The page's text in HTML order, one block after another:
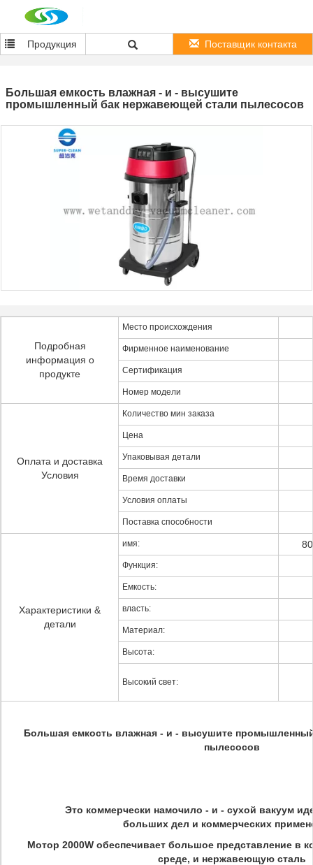
Продукция Поставщик контакта
Большая емкость влажная - и - высушите
промышленный бак нержавеющей стали пылесосов
Подробная
информация о
продукте
Место происхождения
Фирменное наименование
Сертификация
Номер модели
Оплата и доставка
Условия
Количество мин заказа
Цена
Упаковывая детали
Время доставки
Условия оплаты
Поставка способности
Характеристики &
детали
имя:
Функция:
Емкость:
власть:
Материал:
Высота:
Высокий свет:
Большая емкость влажная - и - высушите
пылесосов
Это коммерчески намочило - и - сухой вакуум
больших дел и коммерческих
Мотор 2000W обеспечивает большое представление в
среде, и нержавеющую сталь